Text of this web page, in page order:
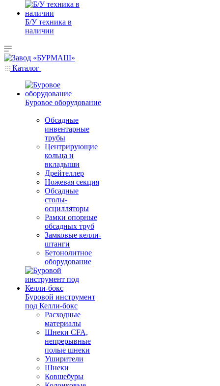
Б/У техника в
наличии
Каталог
Буровое оборудование
Обсадные
инвентарные
трубы
Центрирующие
кольца и
вкладыши
Дрейтеллер
Ножевая секция
Обсадные
столы-
осцилляторы
Рамки опорные
обсадных труб
Замковые келли-
штанги
Бетонолитное
оборудование
Буровой инструмент
под Келли-бокс
Расходные
материалы
Шнеки CFA,
непрерывные
полые шнеки
Уширители
Шнеки
Ковшебуры